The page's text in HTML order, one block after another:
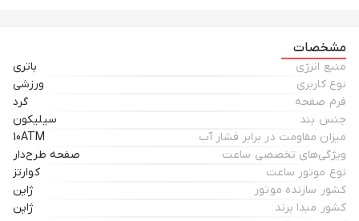
مشخصات
منبع انرژی
باتری
نوع کاربری
ورزشی
فرم صفحه
گرد
جنس بند
سیلیکون
میزان مقاومت در برابر فشار آب
10ATM
ویژگی‌های تخصصی ساعت
صفحه طرح‌دار
نوع موتور ساعت
کوارتز
کشور سازنده موتور
ژاپن
کشور مبدا برند
ژاپن